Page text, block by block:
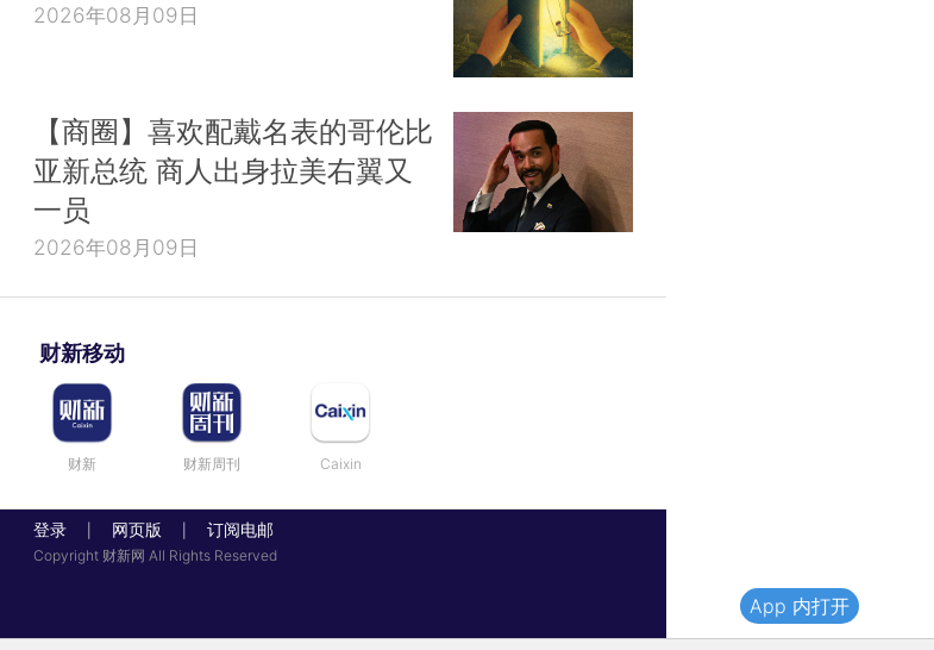
2026年08月09日
【商圈】喜欢配戴名表的哥伦比
亚新总统 商人出身拉美右翼又
一员
2026年08月09日
财新移动
财新 财新周刊 Caixin
登录 网页版 订阅电邮
Copyright 财新网 All Rights Reserved
App 内打开